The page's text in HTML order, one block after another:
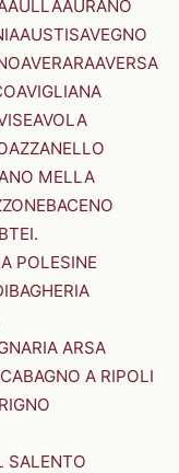
AULLAAURANO
AUSTISAVEGNO
AVERARAAVERSA
AVIGLIANA
AVOLA
AZZANELLO
MELLA
BACENO
POLESINE
BAGHERIA
ARSA
BAGNO A RIPOLI
SALENTO